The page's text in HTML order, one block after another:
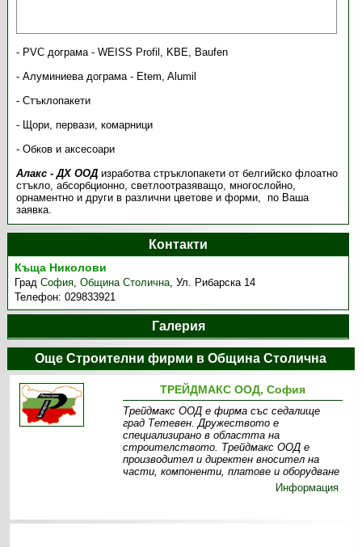
- PVC дограма - WEISS Profil, KBE, Baufen
- Алуминиева дограма - Etem, Alumil
- Стъклопакети
- Щори, первази, комарници
- Обков и аксесоари
Алакс - ДХ ООДизработва стръклопакети от белгийско флоатно
стъкло, абсорбционно, светлоотразяващо, многослойно,
орнаментно и други в различни цветове и форми, по Ваша
заявка.
Контакти
Къща Николови
ГрадСофия,Община Столична,Ул. Рибарска 14
Телефон:029833921
Галерия
Още Строителни фирми в Община Столична
ТРЕЙДМАКС ООД, София
Трейдмакс ООД е фирма със седалище
град Тетевен. Дружеството е
специализирано в областта на
строителството. Трейдмакс ООД е
производител и директен вносител на
части, компоненти, платове и оборудване
Информация